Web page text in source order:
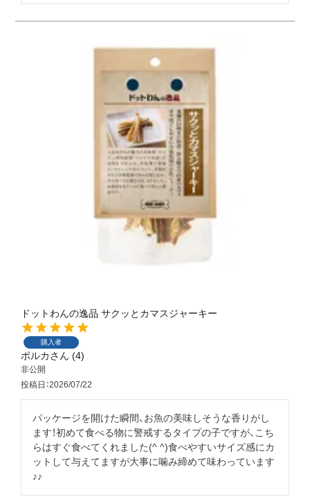
ドットわんの逸品 サクッとカマスジャーキー
購入者
ポルカ 4
非公開
投稿日 2026/07/22
パッケージを開けた瞬間、お魚の美味しそうな香りがし
ます！初めて食べる物に警戒するタイプの子ですが、こち
らはすぐ食べてくれました(^ ^)食べやすいサイズ感にカ
ットして与えてますが大事に噛み締めて味わっています
♪♪